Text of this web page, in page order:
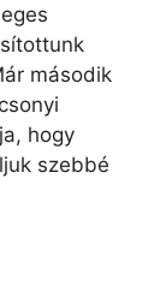
második
hogy
szebbé